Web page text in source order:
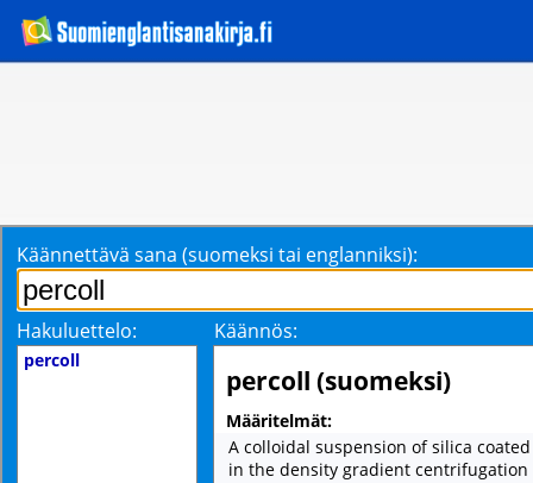
Käännettävä sana (suomeksi tai englanniksi):
Hakuluettelo: Käännös:
percoll
percoll (suomeksi)
Määritelmät:
A colloidal suspension of silica
in the density gradient centrifugation